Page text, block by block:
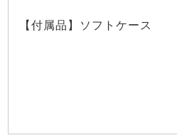
【付属品】ソフトケース